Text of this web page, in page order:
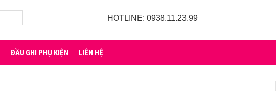
HOTLINE: 0938.11.23.99
ĐẦU GHI PHỤ KIỆN LIÊN HỆ